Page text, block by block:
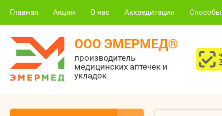
Главная Акции О нас Аккредитация
ООО ЭМЕРМЕД®
производитель
медицинских аптечек и
укладок